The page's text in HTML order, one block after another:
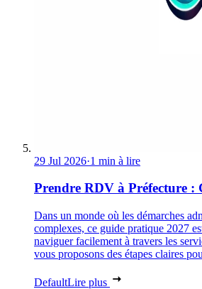
29 Jul 2026·1 min à lire
Prendre RDV à Préfecture :
Dans un monde où les démarches
complexes, ce guide pratique 2027
naviguer facilement à travers les
vous proposons des étapes claires
DefaultLire plus